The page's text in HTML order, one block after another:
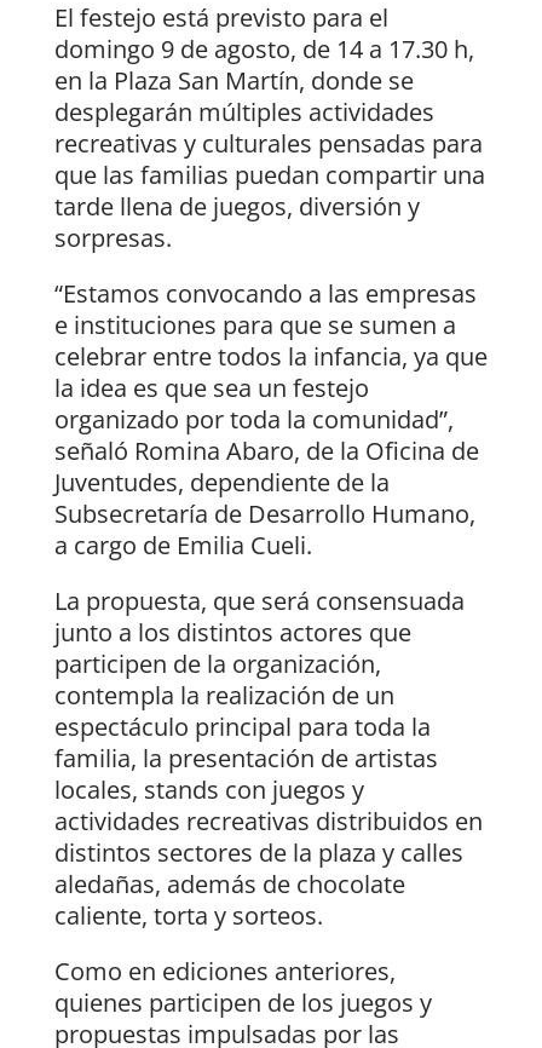
El festejo está previsto para el
domingo 9 de agosto, de 14 a 17.30 h,
en la Plaza San Martín, donde se
desplegarán múltiples actividades
recreativas y culturales pensadas para
que las familias puedan compartir una
tarde llena de juegos, diversión y
sorpresas.
“Estamos convocando a las empresas
e instituciones para que se sumen a
celebrar entre todos la infancia, ya que
la idea es que sea un festejo
organizado por toda la comunidad”,
señaló Romina Abaro, de la Oficina de
Juventudes, dependiente de la
Subsecretaría de Desarrollo Humano,
a cargo de Emilia Cueli.
La propuesta, que será consensuada
junto a los distintos actores que
participen de la organización,
contempla la realización de un
espectáculo principal para toda la
familia, la presentación de artistas
locales, stands con juegos y
actividades recreativas distribuidos en
distintos sectores de la plaza y calles
aledañas, además de chocolate
caliente, torta y sorteos.
Como en ediciones anteriores,
quienes participen de los juegos y
propuestas impulsadas por las